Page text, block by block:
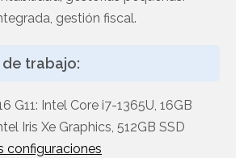
gestión fiscal.
de trabajo:
G11: Intel Core i7-1365U, 16GB
Iris Xe Graphics, 512GB SSD
configuraciones